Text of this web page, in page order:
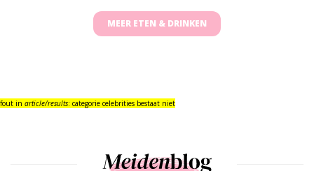
MEER ETEN & DRINKEN
fout in article/results: categorie celebrities bestaat niet